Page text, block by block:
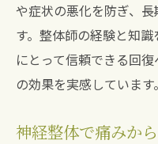
や症状の悪化を防ぎ、
す。整体師の経験と知
にとって信頼できる回
の効果を実感しています。
神経整体で痛みか